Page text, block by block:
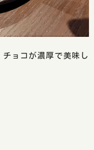
ョコが濃厚で美味し